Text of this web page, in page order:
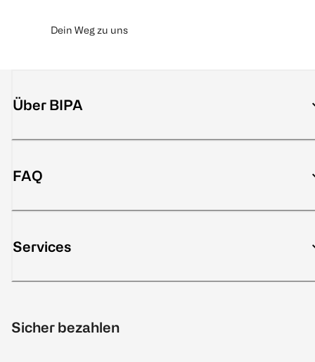
Dein Weg zu uns
Über BIPA
FAQ
Services
Sicher bezahlen